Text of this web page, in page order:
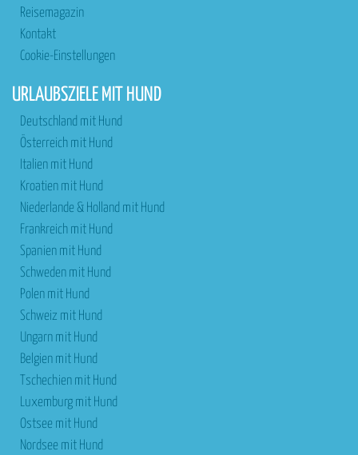
Reisemagazin
Kontakt
Cookie-Einstellungen
URLAUBSZIELE MIT HUND
Deutschland mit Hund
Österreich mit Hund
Italien mit Hund
Kroatien mit Hund
Niederlande & Holland mit Hund
Frankreich mit Hund
Spanien mit Hund
Schweden mit Hund
Polen mit Hund
Schweiz mit Hund
Ungarn mit Hund
Belgien mit Hund
Tschechien mit Hund
Luxemburg mit Hund
Ostsee mit Hund
Nordsee mit Hund